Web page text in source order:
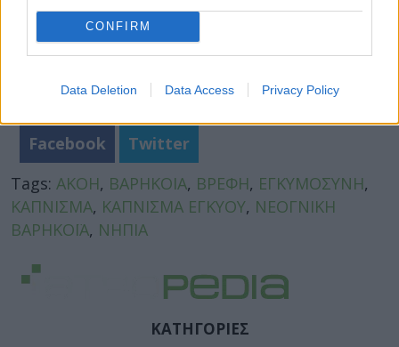
CONFIRM
Data Deletion Data Access Privacy Policy
Facebook
Twitter
Tags: ΑΚΟΗ, ΒΑΡΗΚΟΙΑ, ΒΡΕΦΗ, ΕΓΚΥΜΟΣΥΝΗ,
ΚΑΠΝΙΣΜΑ, ΚΑΠΝΙΣΜΑ ΕΓΚΥΟΥ, ΝΕΟΓΝΙΚΗ
ΒΑΡΗΚΟΪΑ, ΝΗΠΙΑ
ΚΑΤΗΓΟΡΙΕΣ